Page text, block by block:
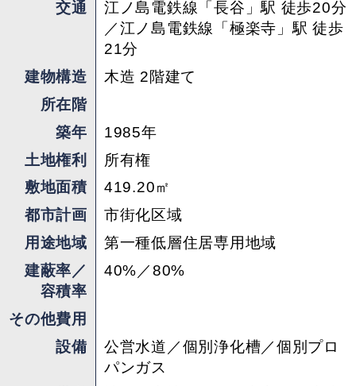
っちの収納ケース、本格登山用のザイルやカラビ
ナはそこの壁、最後に家族で歩いた山の写真や思
い出の品を飾れば、そこはもう家族だけの秘密基
地。週末の晩は地図を広げてみんなで次の登山の
作戦会議、というのも楽しそうですね。
ちなみに高台の下にある駐車スペースは幅約
3m、奥行き約8mなので車幅のある車だと駐車に
少し手こずるかもしれません。まあまあハードな
坂の中腹にあるのでバイクか電動自転車も欲しい
ところ。ストイックな方であれば、駅まで徒歩通
勤にすれば自然と足腰も鍛えられるはずです。
そんな物件なので、ぜひハイキングの途中にでも
お立ち寄りください。
交通
江ノ島電鉄線「長谷」駅 徒歩20分
／江ノ島電鉄線「極楽寺」駅 徒歩
21分
建物構造
木造 2階建て
所在階
築年
1985年
土地権利
所有権
敷地面積
419.20㎡
都市計画
市街化区域
用途地域
第一種低層住居専用地域
建蔽率／
容積率
40%／80%
その他費用
設備
公営水道／個別浄化槽／個別プロ
パンガス